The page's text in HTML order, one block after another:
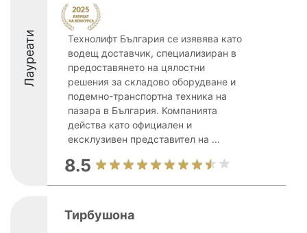
Лауреати
Технолифт България се изявява като
водещ доставчик, специализиран в
предоставянето на цялостни
решения за складово оборудване и
подемно-транспортна техника на
пазара в България. Компанията
действа като официален и
ексклузивен представител на ...
8.5
Тирбушона